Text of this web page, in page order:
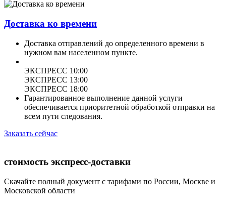
Доставка ко времени
Доставка отправлений до определенного времени в
нужном вам населенном пункте.
ЭКСПРЕСС 10:00
ЭКСПРЕСС 13:00
ЭКСПРЕСС 18:00
Гарантированное выполнение данной услуги
обеспечивается приоритетной обработкой отправки на
всем пути следования.
Заказать сейчас
стоимость экспресс-доставки
Скачайте полный документ с тарифами по России, Москве и
Московской области